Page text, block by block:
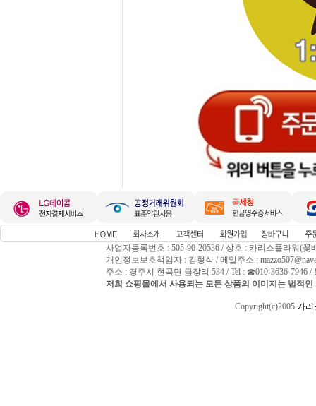
사업자등록번호 : 505-90-20536 / 상호 : 카리스플라워(꽃
개인정보보호책임자 : 김형식 / 메일주소 :
주소 : 경주시 현곡면 금장리 534 / Tel : ☎010-3636-7946
저희 쇼핑몰에서 사용되는 모든 상품의 이미지는 법적
Copyright(c)2005 카리